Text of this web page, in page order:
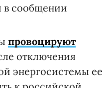
в сообщении
провоцируют
отключения
энергосистемы ее